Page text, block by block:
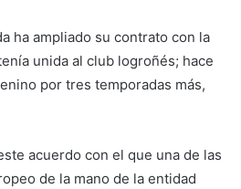
ha ampliado su contrato con la
unida al club logroñés; hace
por tres temporadas más,
acuerdo con el que una de las
de la mano de la entidad